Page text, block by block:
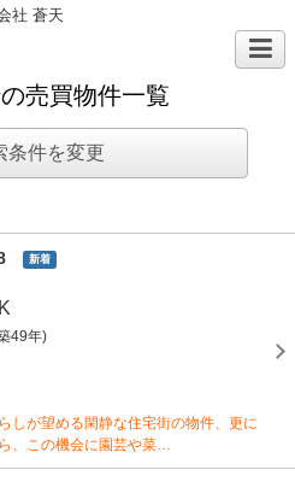
社 蒼天
売買物件一覧
条件を変更
新着
49年)
しが望める閑静な住宅街の物件、更に
、この機会に園芸や菜…